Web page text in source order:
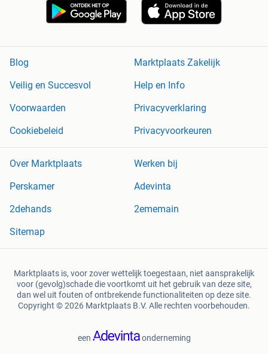
Blog
Marktplaats Zakelijk
Veilig en Succesvol
Help en Info
Voorwaarden
Privacyverklaring
Cookiebeleid
Privacyvoorkeuren
Over Marktplaats
Werken bij
Perskamer
Adevinta
2dehands
2ememain
Sitemap
Marktplaats is, voor zover wettelijk toegestaan, niet aansprakelijk
voor (gevolg)schade die voortkomt uit het gebruik van deze site,
dan wel uit fouten of ontbrekende functionaliteiten op deze site.
Copyright © 2026 Marktplaats B.V. Alle rechten voorbehouden.
een onderneming